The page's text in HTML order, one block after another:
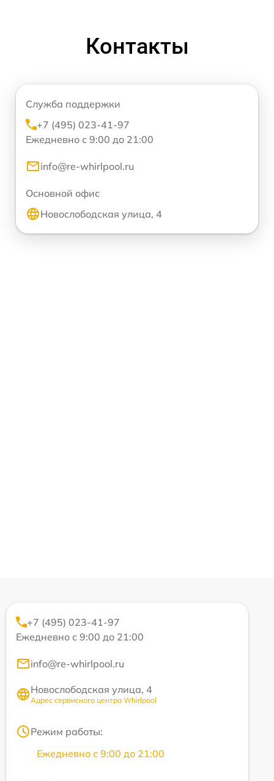
Контакты
Служба поддержки
+7 (495) 023-41-97
Ежедневно с 9:00 до 21:00
info@re-whirlpool.ru
Основной офис
Новослободская улица, 4
+7 (495) 023-41-97
Ежедневно с 9:00 до 21:00
info@re-whirlpool.ru
Новослободская улица, 4
Адрес сервисного центра Whirlpool
Режим работы:
Ежедневно с 9:00 до 21:00